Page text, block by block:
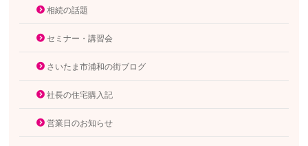
相続の話題
セミナー・講習会
さいたま市浦和の街ブログ
社長の住宅購入記
営業日のお知らせ